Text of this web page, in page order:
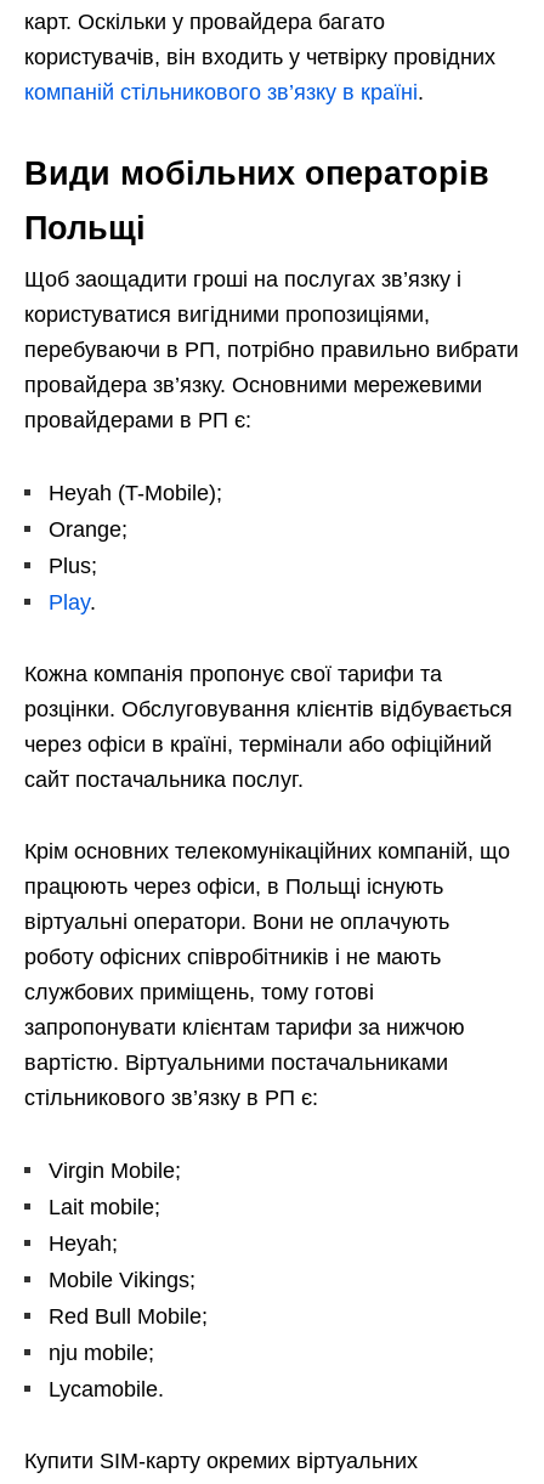
карт. Оскільки у провайдера багато
користувачів, він входить у четвірку провідних
компаній стільникового зв’язку в країні.
Види мобільних операторів
Польщі
Щоб заощадити гроші на послугах зв’язку і
користуватися вигідними пропозиціями,
перебуваючи в РП, потрібно правильно вибрати
провайдера зв’язку. Основними мережевими
провайдерами в РП є:
Heyah (T-Mobile);
Orange;
Plus;
Play.
Кожна компанія пропонує свої тарифи та
розцінки. Обслуговування клієнтів відбувається
через офіси в країні, термінали або офіційний
сайт постачальника послуг.
Крім основних телекомунікаційних компаній, що
працюють через офіси, в Польщі існують
віртуальні оператори. Вони не оплачують
роботу офісних співробітників і не мають
службових приміщень, тому готові
запропонувати клієнтам тарифи за нижчою
вартістю. Віртуальними постачальниками
стільникового зв’язку в РП є:
Virgin Mobile;
Lait mobile;
Heyah;
Mobile Vikings;
Red Bull Mobile;
nju mobile;
Lycamobile.
Купити SIM-карту окремих віртуальних